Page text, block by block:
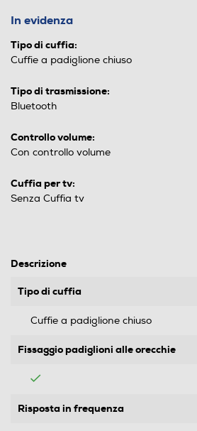
In evidenza
Tipo di cuffia:
Cuffie a padiglione chiuso
Tipo di trasmissione:
Bluetooth
Controllo volume:
Con controllo volume
Cuffia per tv:
Senza Cuffia tv
Descrizione
Tipo di cuffia
Cuffie a padiglione chiuso
Fissaggio padiglioni alle orecchie
Risposta in frequenza